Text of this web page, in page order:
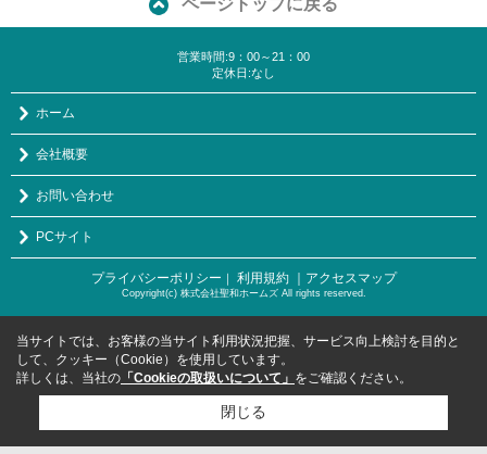
ページトップに戻る
営業時間:9：00～21：00
定休日:なし
ホーム
会社概要
お問い合わせ
PCサイト
プライバシーポリシー ｜ 利用規約 ｜アクセスマップ
Copyright(c) 株式会社聖和ホームズ All rights reserved.
当サイトでは、お客様の当サイト利用状況把握、サービス向上検討を目的と
して、クッキー（Cookie）を使用しています。
詳しくは、当社の 「Cookieの取扱いについて」 をご確認ください。
閉じる